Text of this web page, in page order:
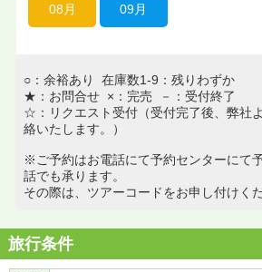
08月 09月
○：余裕あり 在庫数1-9：残りわずか
★：お問合せ ×：完売 －：受付終了
☆：リクエスト受付（受付完了後、弊社
絡いたします。）
※ご予約はお電話にて予約センターにて
話でも承ります。
その際は、ツアーコードをお申し付けくだ
旅行条件